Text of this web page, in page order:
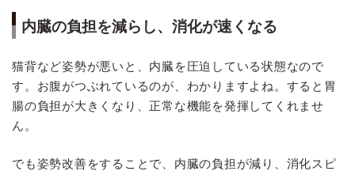
内臓の負担を減らし、消化が速くなる
猫背など姿勢が悪いと、内臓を圧迫している状態なので
す。お腹がつぶれているのが、わかりますよね。すると胃
腸の負担が大きくなり、正常な機能を発揮してくれませ
ん。
でも姿勢改善をすることで、内臓の負担が減り、消化スピ